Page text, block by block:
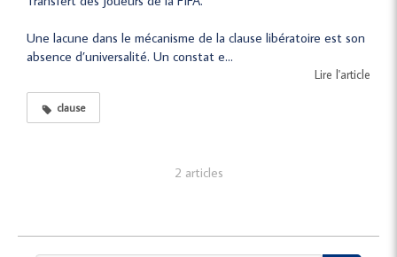
Une lacune dans le mécanisme de la clause libératoire est son
absence d’universalité. Un constat e...
Lire l'article
clause
2 articles